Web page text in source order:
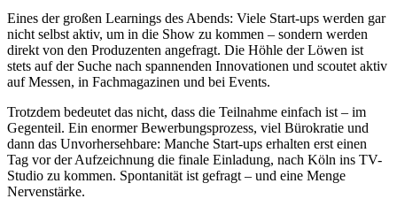
Eines der großen Learnings des Abends: Viele Start-ups werden gar
nicht selbst aktiv, um in die Show zu kommen – sondern werden
direkt von den Produzenten angefragt. Die Höhle der Löwen ist
stets auf der Suche nach spannenden Innovationen und scoutet aktiv
auf Messen, in Fachmagazinen und bei Events.
Trotzdem bedeutet das nicht, dass die Teilnahme einfach ist – im
Gegenteil. Ein enormer Bewerbungsprozess, viel Bürokratie und
dann das Unvorhersehbare: Manche Start-ups erhalten erst einen
Tag vor der Aufzeichnung die finale Einladung, nach Köln ins TV-
Studio zu kommen. Spontanität ist gefragt – und eine Menge
Nervenstärke.